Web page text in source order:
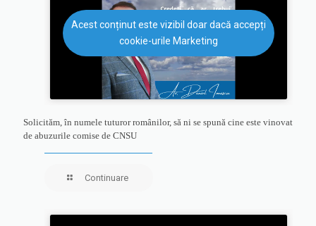
Acest conținut este vizibil doar dacă accepți
cookie-urile Marketing
Solicităm, în numele tuturor românilor, să ni se spună cine este vinovat
de abuzurile comise de CNSU
Continuare